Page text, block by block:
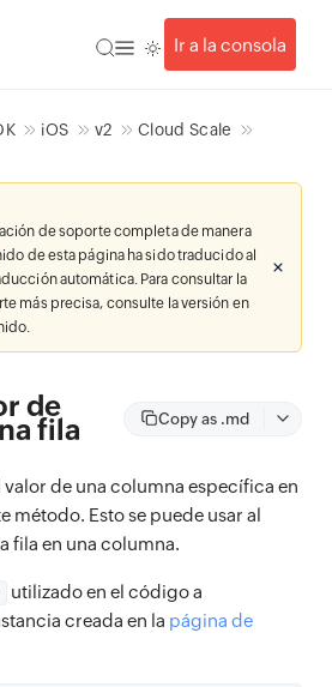
Ir a la consola
iOS v2
Cloud Scale
de soporte completa de manera
de esta página ha sido traducido al
automática. Para consultar la
más precisa, consulte la versión en
de
fila Copy as .md
valor de una columna específica en
método. Esto se puede usar al
fila en una columna.
utilizado en el código a
creada en la página de